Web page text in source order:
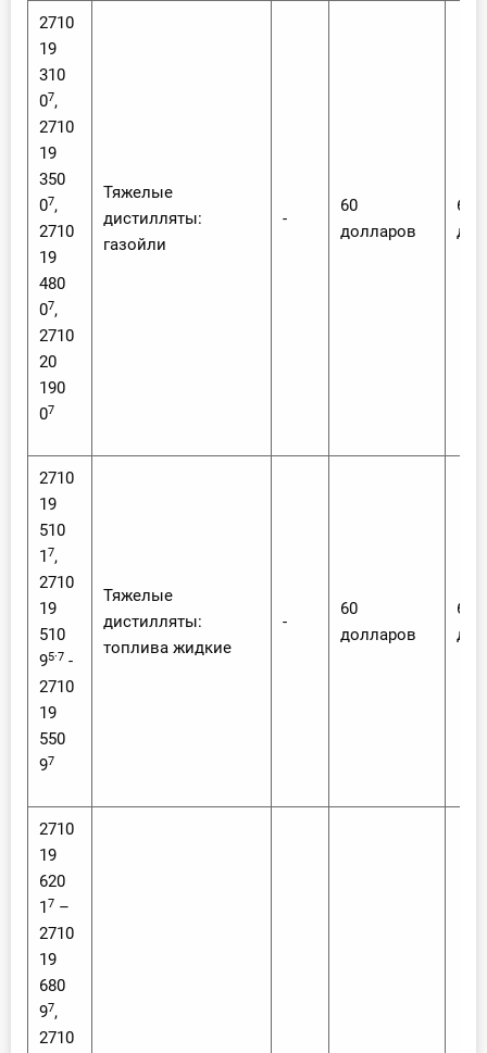
2710
19
310
07,
2710
19
350
07,
2710
19
480
07,
2710
20
190
07
Тяжелые
дистилляты:
газойли
-
60
долларов
60
2710
19
510
1 7,
2710
19
510
95·7 -
2710
19
550
97
Тяжелые
дистилляты:
топлива жидкие
-
60
долларов
60
2710
19
620
1 7 –
2710
19
680
97,
2710